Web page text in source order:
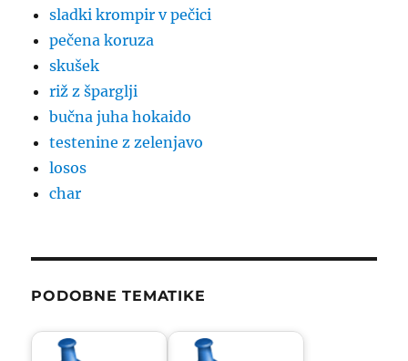
sladki krompir v pečici
pečena koruza
skušek
riž z šparglji
bučna juha hokaido
testenine z zelenjavo
losos
char
PODOBNE TEMATIKE